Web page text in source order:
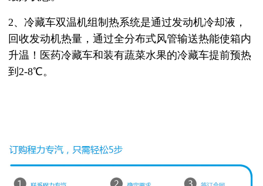
2、冷藏车双温机组制热系统是通过发动机冷却液，
回收发动机热量，通过全分布式风管输送热能使箱内
升温！医药冷藏车和装有蔬菜水果的冷藏车提前预热
到2-8℃。